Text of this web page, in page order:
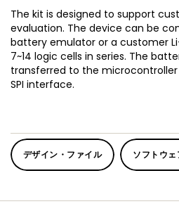
The kit is designed to support
evaluation. The device can be
battery emulator or a customer
7~14 logic cells in series. The
transferred to the
SPI interface.
デザイン・ファイル ソフトウェ